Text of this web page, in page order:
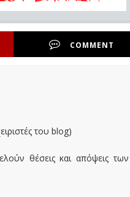
COMMENT
του blog)
θέσεις και απόψεις των